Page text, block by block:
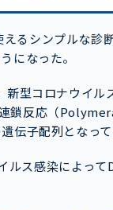
るシンプルな診
になった。
型コロナウイル
鎖反応（
伝子配列となって
ルス感染によっ